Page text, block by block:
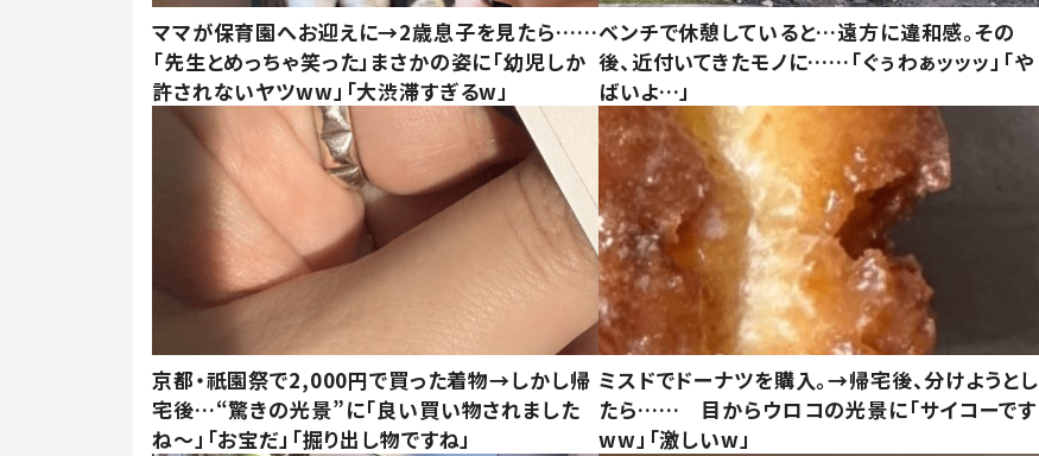
ママが保育園へお迎えに→2歳息子を見たら……
「先生とめっちゃ笑った」まさかの姿に「幼児しか
許されないヤツww」「大渋滞すぎるw」
ベンチで休憩していると…遠方に違和感。その
後、近付いてきたモノに……「ぐぅわぁッッッ」「や
ばいよ…」
京都・祇園祭で2,000円で買った着物→しかし帰
宅後…“驚きの光景”に「良い買い物されました
ね～」「お宝だ」「掘り出し物ですね」
ミスドでドーナツを購入。→帰宅後、分けようとし
たら…… 目からウロコの光景に「サイコーです
ww」「激しいw」